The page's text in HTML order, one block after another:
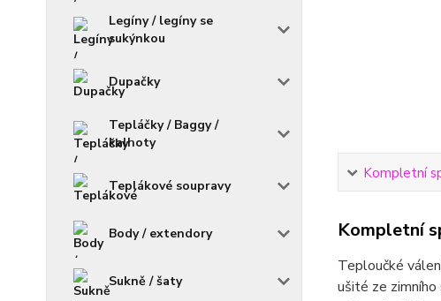
Legíny / legíny se
sukýnkou
Dupačky
Tepláčky / Baggy /
kalhoty
Teplákové soupravy
Body / extendory
Sukně / šaty
Kompletní
Kompletní
Teploučké
ušité ze